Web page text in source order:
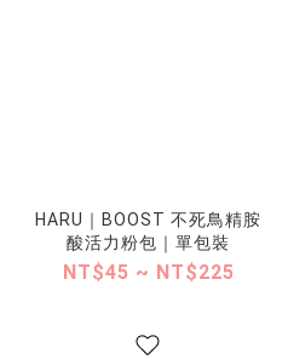
HARU｜BOOST 不死鳥精胺
酸活力粉包｜單包裝
NT$45 ~ NT$225